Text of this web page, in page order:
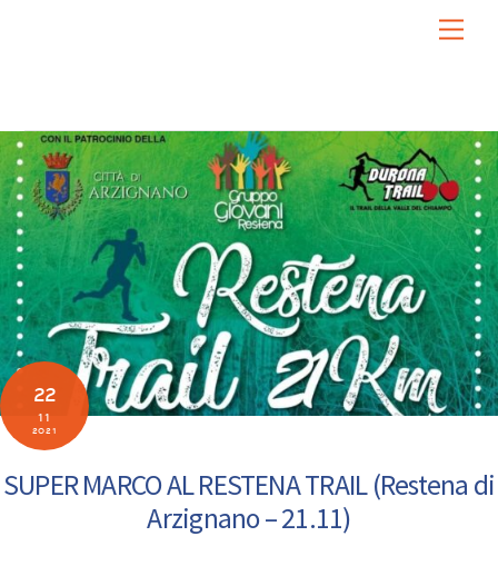
22
11
2021
SUPER MARCO AL RESTENA TRAIL (Restena di
Arzignano – 21.11)